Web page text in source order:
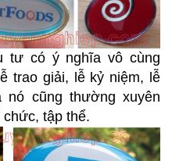
tư có ý nghĩa vô cùng
trao giải, lễ kỷ niệm, lễ
nó cũng thường xuyên
tập thể.